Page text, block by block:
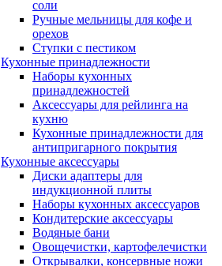
соли
Ручные мельницы для кофе и
орехов
Ступки с пестиком
Кухонные принадлежности
Наборы кухонных
принадлежностей
Аксессуары для рейлинга на
кухню
Кухонные принадлежности для
антипригарного покрытия
Кухонные аксессуары
Диски адаптеры для
индукционной плиты
Наборы кухонных аксессуаров
Кондитерские аксессуары
Водяные бани
Овощечистки, картофелечистки
Открывалки, консервные ножи